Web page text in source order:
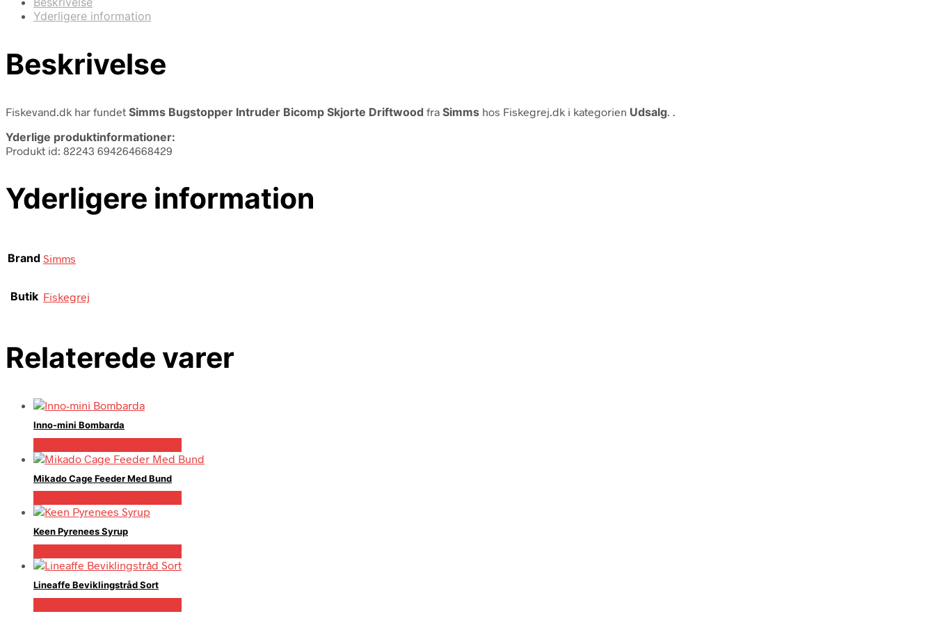
Yderligere information
Beskrivelse
Fiskevand.dk har fundet Simms Bugstopper Intruder Bicomp Skjorte Driftwood fra Simms hos Fiskegrej.dk i kategorien Udsalg
Yderlige produktinformationer:
Produkt id: 82243 694264668429
Yderligere information
Brand Simms
Butik Fiskegrej
Relaterede varer
Inno-mini Bombarda
Mikado Cage Feeder Med Bund
Keen Pyrenees Syrup
Lineaffe Beviklingstråd Sort